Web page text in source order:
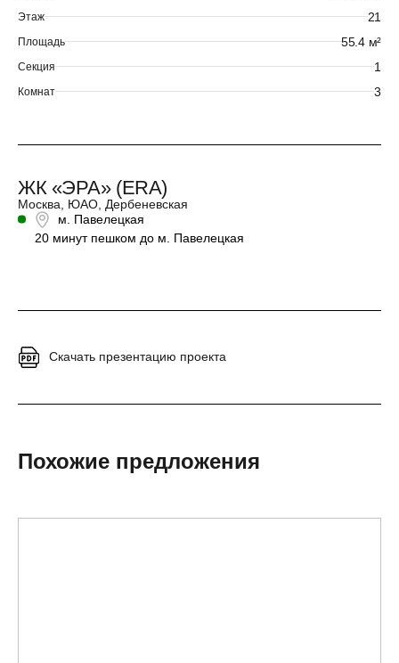
Этаж 21
Площадь 55.4 м²
Секция 1
Комнат 3
ЖК «ЭРА» (ERA)
Москва, ЮАО, Дербеневская
м. Павелецкая
20 минут пешком до м. Павелецкая
Скачать презентацию проекта
Похожие предложения